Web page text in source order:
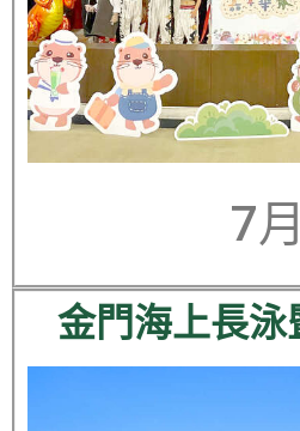
7月
金門海上長泳